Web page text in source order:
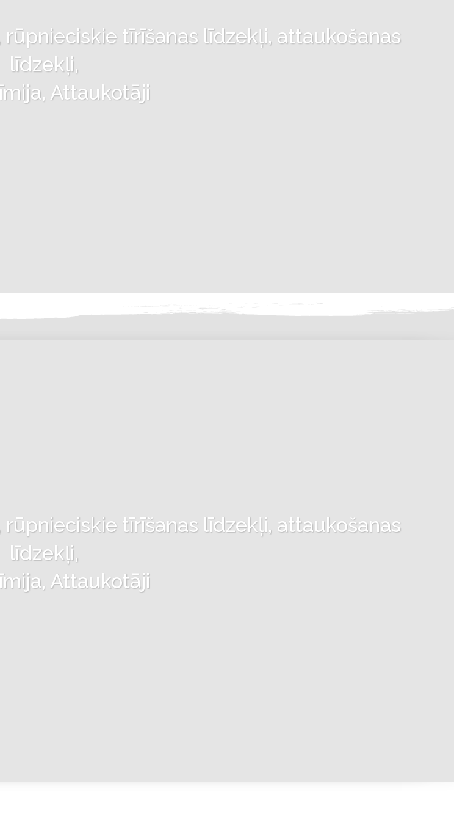
tīrīšanas līdzekļi, attaukošanas
līdzekļi,
Attaukotāji
tīrīšanas līdzekļi, attaukošanas
līdzekļi,
Attaukotāji